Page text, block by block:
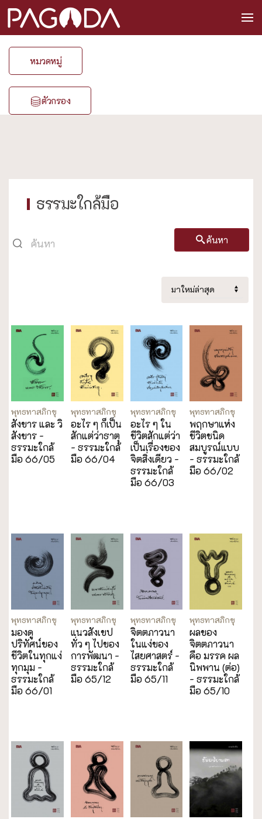
หมวดหมู่
ตัวกรอง
ธรรมะใกล้มือ
ค้นหา
พุทธทาสภิกขุ
สังขาร และ วิ
สังขาร -
ธรรมะใกล้
มือ 66/05
พุทธทาสภิกขุ
อะไร ๆ ก็เป็น
สักแต่ว่าธาตุ
- ธรรมะใกล้
มือ 66/04
พุทธทาสภิกขุ
อะไร ๆ ใน
ชีวิตสักแต่ว่า
เป็นเรื่องของ
จิตสิ่งเดียว -
ธรรมะใกล้
มือ 66/03
พุทธทาสภิกขุ
พฤกษาแห่ง
ชีวิตชนิด
สมบูรณ์แบบ
- ธรรมะใกล้
มือ 66/02
พุทธทาสภิกขุ
มองดู
ปริทัศน์ของ
ชีวิตในทุกแง่
ทุกมุม -
ธรรมะใกล้
มือ 66/01
พุทธทาสภิกขุ
แนวสังเขป
ทั่ว ๆ ไปของ
การพัฒนา -
ธรรมะใกล้
มือ 65/12
พุทธทาสภิกขุ
จิตตภาวนา
ในแง่ของ
ไสยศาสตร์ -
ธรรมะใกล้
มือ 65/11
พุทธทาสภิกขุ
ผลของ
จิตตภาวนา
คือ มรรค ผล
นิพพาน (ต่อ)
- ธรรมะใกล้
มือ 65/10